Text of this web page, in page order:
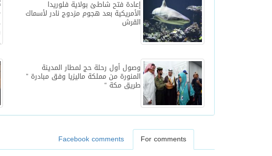
إعادة فتح شاطئ بولاية فلوريدا
الأمريكية بعد هجوم مزدوج نادر لأسماك
القرش
وصول أول رحلة حج لمطار المدينة
المنورة من مملكة ماليزيا وفق مبادرة ”
طريق مكة “
For comments
Facebook comments